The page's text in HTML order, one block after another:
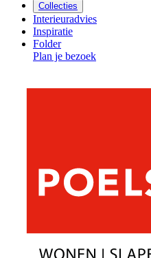
Collecties
Interieuradvies
Inspiratie
Folder
Plan je bezoek